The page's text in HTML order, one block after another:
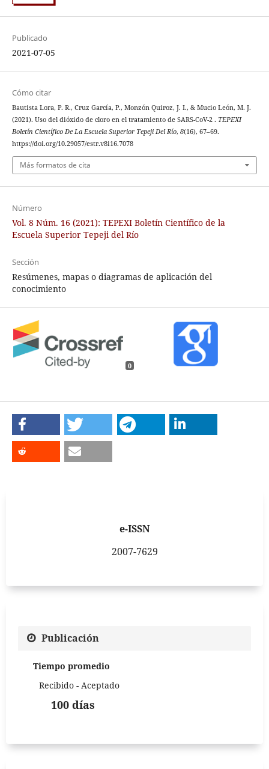
Publicado
2021-07-05
Cómo citar
Bautista Lora, P. R., Cruz García, P., Monzón Quiroz, J. I., & Mucio León, M. J.
(2021). Uso del dióxido de cloro en el tratamiento de SARS-CoV-2 . TEPEXI
Boletín Científico De La Escuela Superior Tepeji Del Río, 8(16), 67–69.
https://doi.org/10.29057/estr.v8i16.7078
Más formatos de cita
Número
Vol. 8 Núm. 16 (2021): TEPEXI Boletín Científico de la
Escuela Superior Tepeji del Río
Sección
Resúmenes, mapas o diagramas de aplicación del
conocimiento
0
e-ISSN
2007-7629
Publicación
Tiempo promedio
Recibido - Aceptado
100 días